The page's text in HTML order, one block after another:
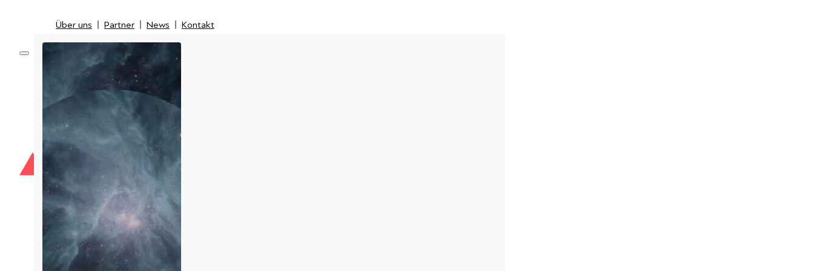
Über uns Partner News Kontakt
Über uns
News
Kontakt
Optical
Network
Mobile
Inspection & Fiber